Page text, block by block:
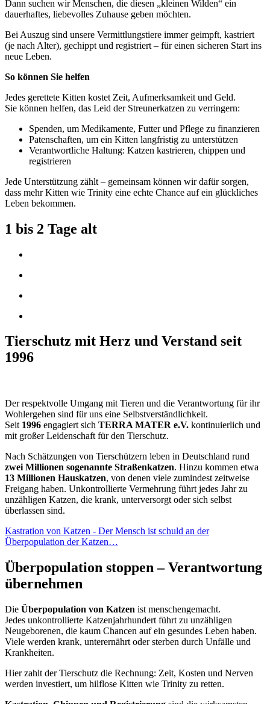
Dann suchen wir Menschen, die diesen „kleinen Wilden“ ein
dauerhaftes, liebevolles Zuhause geben möchten.
Bei Auszug sind unsere Vermittlungstiere immer geimpft, kastriert
(je nach Alter), gechippt und registriert – für einen sicheren Start ins
neue Leben.
So können Sie helfen
Jedes gerettete Kitten kostet Zeit, Aufmerksamkeit und Geld.
Sie können helfen, das Leid der Streunerkatzen zu verringern:
Spenden, um Medikamente, Futter und Pflege zu finanzieren
Patenschaften, um ein Kitten langfristig zu unterstützen
Verantwortliche Haltung: Katzen kastrieren, chippen und
registrieren
Jede Unterstützung zählt – gemeinsam können wir dafür sorgen,
dass mehr Kitten wie Trinity eine echte Chance auf ein glückliches
Leben bekommen.
1 bis 2 Tage alt
Tierschutz mit Herz und Verstand seit
1996
Der respektvolle Umgang mit Tieren und die Verantwortung für ihr
Wohlergehen sind für uns eine Selbstverständlichkeit.
Seit 1996 engagiert sich TERRA MATER e.V. kontinuierlich und
mit großer Leidenschaft für den Tierschutz.
Nach Schätzungen von Tierschützern leben in Deutschland rund
zwei Millionen sogenannte Straßenkatzen. Hinzu kommen etwa
13 Millionen Hauskatzen, von denen viele zumindest zeitweise
Freigang haben. Unkontrollierte Vermehrung führt jedes Jahr zu
unzähligen Katzen, die krank, unterversorgt oder sich selbst
überlassen sind.
Kastration von Katzen - Der Mensch ist schuld an der
Überpopulation der Katzen…
Überpopulation stoppen – Verantwortung
übernehmen
Die Überpopulation von Katzen ist menschengemacht.
Jedes unkontrollierte Katzenjahrhundert führt zu unzähligen
Neugeborenen, die kaum Chancen auf ein gesundes Leben haben.
Viele werden krank, unterernährt oder sterben durch Unfälle und
Krankheiten.
Hier zahlt der Tierschutz die Rechnung: Zeit, Kosten und Nerven
werden investiert, um hilflose Kitten wie Trinity zu retten.